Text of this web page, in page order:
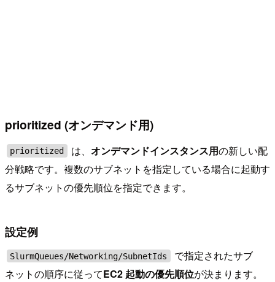
prioritized (オンデマンド用)
prioritized は、オンデマンドインスタンス用の新しい配
分戦略です。複数のサブネットを指定している場合に起動す
るサブネットの優先順位を指定できます。
設定例
SlurmQueues/Networking/SubnetIds
で指定されたサブ
ネットの順序に従ってEC2 起動の優先順位が決まります。